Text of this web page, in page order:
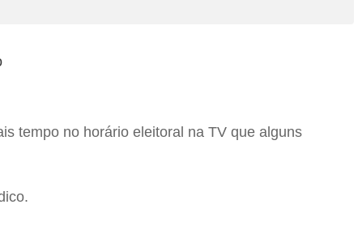
tempo no horário eleitoral na TV que alguns